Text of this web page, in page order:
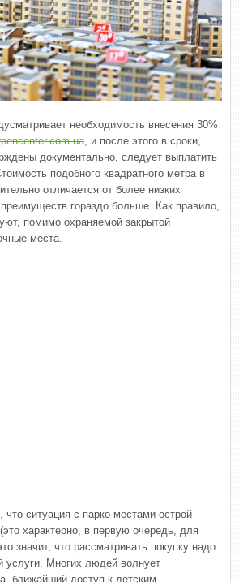
необходимость внесения 30%
, и после этого в сроки,
документально, следует выплатить
подобного квадратного метра в
отличается от более низких
гораздо больше. Как правило,
помимо охраняемой закрытой
места.
что ситуация с парко местами острой
характерно, в первую очередь, для
значит, что рассматривать покупку надо
услуги. Многих людей волнует
ближайший доступ к детским